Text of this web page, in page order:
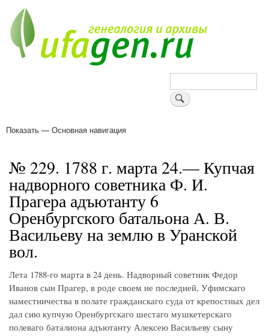
основному
содержанию
Поиск
Основная
Показать — Основная навигация
№ 229. 1788 г. марта 24.— Купчая
надворного советника Ф. И.
Прагера адъютанту 6
Оренбургского батальона А. В.
Васильеву на землю в Уранской
вол.
Лета 1788-го марта в 24 день. Надворный советник Федор
Иванов сын Прагер, в роде своем не последней, Уфимскаго
наместничества в полате гражданскаго суда от крепостных дел
дал сию купчую Оренбургскаго шестаго мушкетерскаго
полеваго баталиона адъютанту Алексею Васильеву сыну